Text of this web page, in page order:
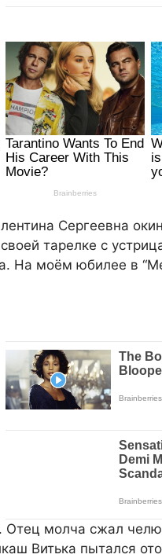
Сергеевна
тарелке с
На моём юбилее в
Отец молча сжал
Витька пытался